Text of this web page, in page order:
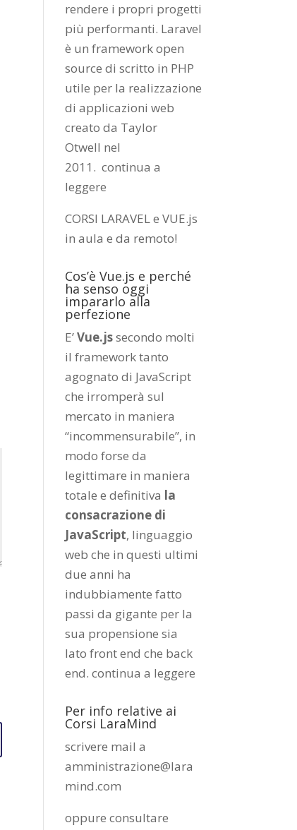
rendere i propri progetti
più performanti. Laravel
è un framework open
source di scritto in PHP
utile per la realizzazione
di applicazioni web
creato da Taylor
Otwell nel
2011.continua a
leggere
CORSI LARAVEL e VUE.js
in aula e da remoto!
Cos’è Vue.js e perché
ha senso oggi
impararlo alla
perfezione
E’Vue.jssecondo molti
il framework tanto
agognato di JavaScript
che irromperà sul
mercato in maniera
“incommensurabile”, in
modo forse da
legittimare in maniera
totale e definitiva la
consacrazione di
JavaScript, linguaggio
web che in questi ultimi
due anni ha
indubbiamente fatto
passi da gigante per la
sua propensione sia
lato front end che back
end.continua a leggere
Per info relative ai
Corsi LaraMind
scrivere mail a
amministrazione@lara
mind.com
oppure consultare